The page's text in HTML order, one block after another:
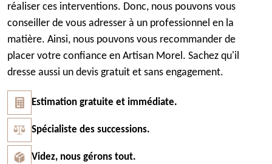
réaliser ces interventions. Donc, nous pouvons vous
conseiller de vous adresser à un professionnel en la
matière. Ainsi, nous pouvons vous recommander de
placer votre confiance en Artisan Morel. Sachez qu'il
dresse aussi un devis gratuit et sans engagement.
Estimation gratuite et immédiate.
Spécialiste des successions.
Videz, nous gérons tout.